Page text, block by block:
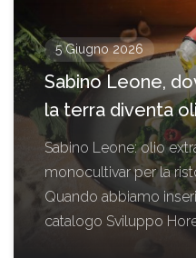
5 Giugno 2026
Sabino Leone,
la terra diventa
Sabino Leone: olio
monocultivar per la
Quando abbiamo
catalogo Sviluppo